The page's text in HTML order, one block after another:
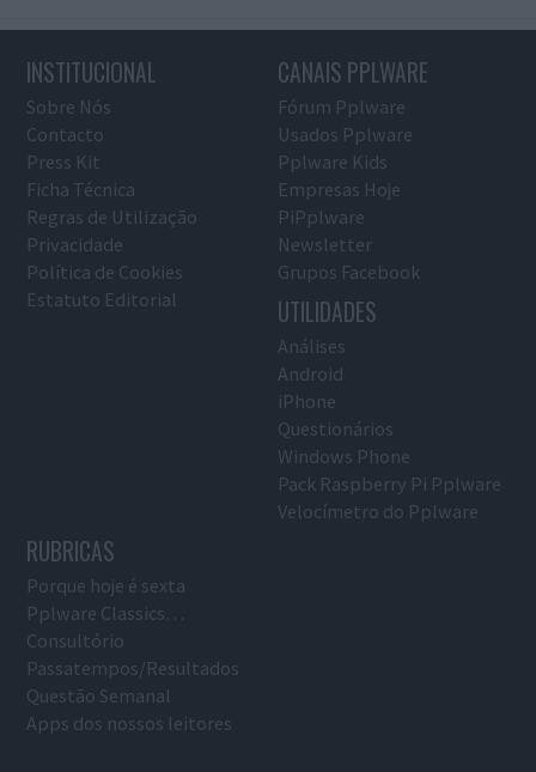
INSTITUCIONAL
Sobre Nós
Contacto
Press Kit
Ficha Técnica
Regras de Utilização
Privacidade
Política de Cookies
Estatuto Editorial
CANAIS PPLWARE
Fórum Pplware
Usados Pplware
Pplware Kids
Empresas Hoje
PiPplware
Newsletter
Grupos Facebook
UTILIDADES
Análises
Android
iPhone
Questionários
Windows Phone
Pack Raspberry Pi Pplware
Velocímetro do Pplware
RUBRICAS
Porque hoje é sexta
Pplware Classics…
Consultório
Passatempos/Resultados
Questão Semanal
Apps dos nossos leitores